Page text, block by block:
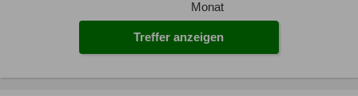
Monat
Treffer anzeigen